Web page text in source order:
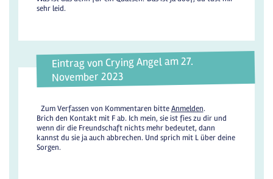
sehr leid.
Eintrag von Crying Angel am 27.
November 2023
Zum Verfassen von Kommentaren bitteAnmelden.
Brich den Kontakt mit F ab. Ich mein, sie ist fies zu dir und
wenn dir die Freundschaft nichts mehr bedeutet, dann
kannst du sie ja auch abbrechen. Und sprich mit L über deine
Sorgen.